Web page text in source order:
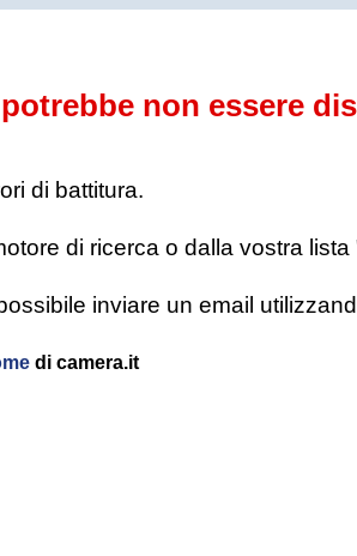
non essere
di battitura.
di ricerca o dalla vostra lista
inviare un email
di camera.it